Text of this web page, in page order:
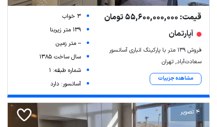
قیمت: 55,600,000,000 تومان
آپارتمان
فروش ۱۳۹ متر با پارکینگ انباری آسانسور
سعادت‌آباد, تهران
مشاهده جزییات
3 خواب
139 متر زیربنا
-- متر زمین
سال ساخت 1385
شماره طبقه: 1
آسانسور: دارد
4 تصویر